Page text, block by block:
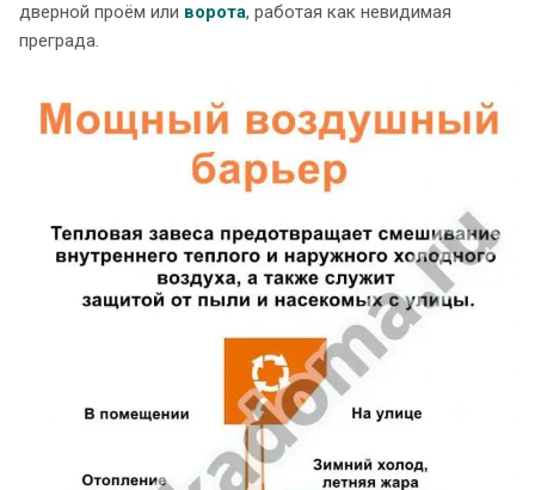
дверной проём или ворота, работая как невидимая
преграда.